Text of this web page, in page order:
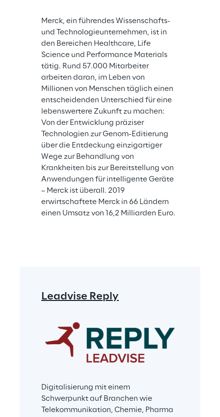
Merck, ein führendes Wissenschafts-
und Technologieunternehmen, ist in
den Bereichen Healthcare, Life
Science und Performance Materials
tätig. Rund 57.000 Mitarbeiter
arbeiten daran, im Leben von
Millionen von Menschen täglich einen
entscheidenden Unterschied für eine
lebenswertere Zukunft zu machen:
Von der Entwicklung präziser
Technologien zur Genom-Editierung
über die Entdeckung einzigartiger
Wege zur Behandlung von
Krankheiten bis zur Bereitstellung von
Anwendungen für intelligente Geräte
– Merck ist überall. 2019
erwirtschaftete Merck in 66 Ländern
einen Umsatz von 16,2 Milliarden Euro.
Leadvise Reply
Digitalisierung mit einem
Schwerpunkt auf Branchen wie
Telekommunikation, Chemie, Pharma